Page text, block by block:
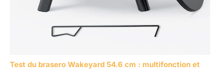
Test du brasero Wakeyard 54.6 cm : multifonction et